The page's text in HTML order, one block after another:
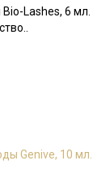
Lashes, 6 мл.